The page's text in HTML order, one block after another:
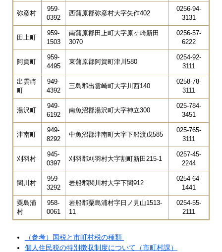
弥彦村
959-
0392
西蒲原郡弥彦村大字矢作402
0256-94-
3131
田上町
959-
1503
南蒲原郡田上町大字原ヶ崎新田
3070
0256-57-
6222
阿賀町
959-
4495
東蒲原郡阿賀町津川580
0254-92-
3111
出雲崎
町
949-
4392
三島郡出雲崎町大字川西140
0258-78-
3111
湯沢町
949-
6192
南魚沼郡湯沢町大字神立300
025-784-
3451
津南町
949-
8292
中魚沼郡津南町大字下船渡戊585
025-765-
3111
刈羽村
945-
0397
刈羽郡刈羽村大字割町新田215-1
0257-45-
2244
関川村
959-
3292
岩船郡関川村大字下関912
0254-64-
1441
粟島浦
村
958-
0061
岩船郡粟島浦村字日ノ見山1513-
11
0254-55-
2111
（参考）国税と市町村税の種類
個人住民税の特別徴収制度について（市町村課）